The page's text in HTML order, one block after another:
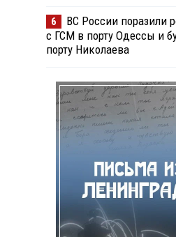
6
ВС России поразили
с ГСМ в порту Одессы и
порту Николаева